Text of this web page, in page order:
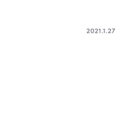
2021.1.27